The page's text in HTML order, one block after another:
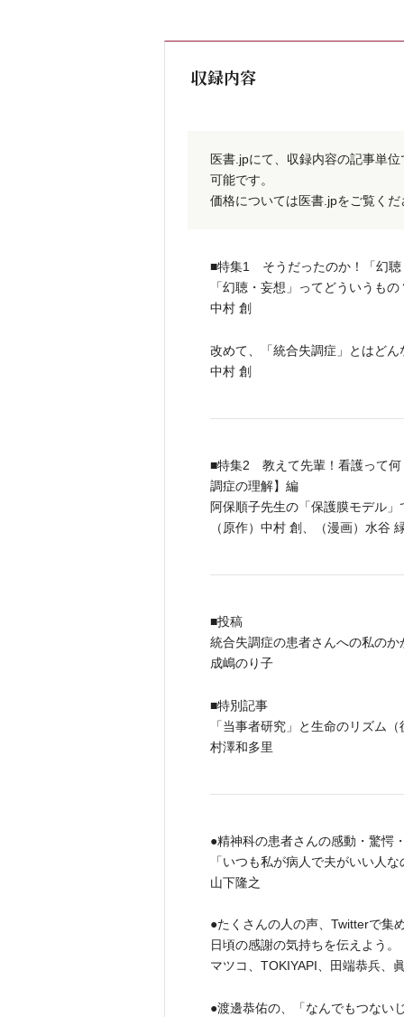
収録内容
医書.jpにて、収録内容の記事単
可能です。
価格については医書.jpをご覧くだ
■特集1 そうだったのか！「幻
「幻聴・妄想」ってどういうも
中村 創
改めて、「統合失調症」とはどん
中村 創
■特集2 教えて先輩！看護って何
調症の理解】編
阿保順子先生の「保護膜モデル
（原作）中村 創、（漫画）水谷
■投稿
統合失調症の患者さんへの私の
成嶋のり子
■特別記事
「当事者研究」と生命のリズム
村澤和多里
●精神科の患者さんの感動・驚愕
「いつも私が病人で夫がいい人
山下隆之
●たくさんの人の声、Twitterで集
日頃の感謝の気持ちを伝えよう
マツコ、TOKIYAPI、田端恭兵、
●渡邊恭佑の、「なんでもつない